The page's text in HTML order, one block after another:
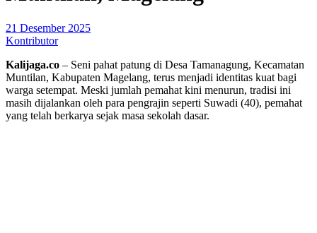
21 Desember 2025
Kontributor
Kalijaga.co – Seni pahat patung di Desa Tamanagung, Kecamatan
Muntilan, Kabupaten Magelang, terus menjadi identitas kuat bagi
warga setempat. Meski jumlah pemahat kini menurun, tradisi ini
masih dijalankan oleh para pengrajin seperti Suwadi (40), pemahat
yang telah berkarya sejak masa sekolah dasar.